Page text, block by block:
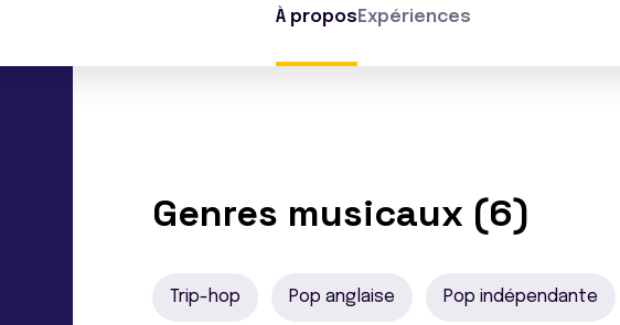
À propos Expériences
Genres musicaux (6)
Trip-hop Pop anglaise Pop indépendante